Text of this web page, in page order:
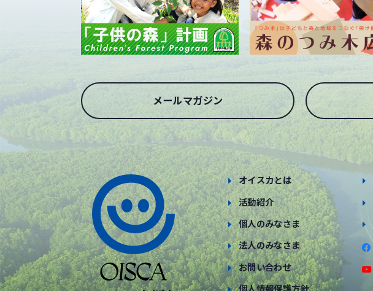
メールマガジン
オイスカとは
活動紹介
個人のみなさま
法人のみなさま
お問い合わせ